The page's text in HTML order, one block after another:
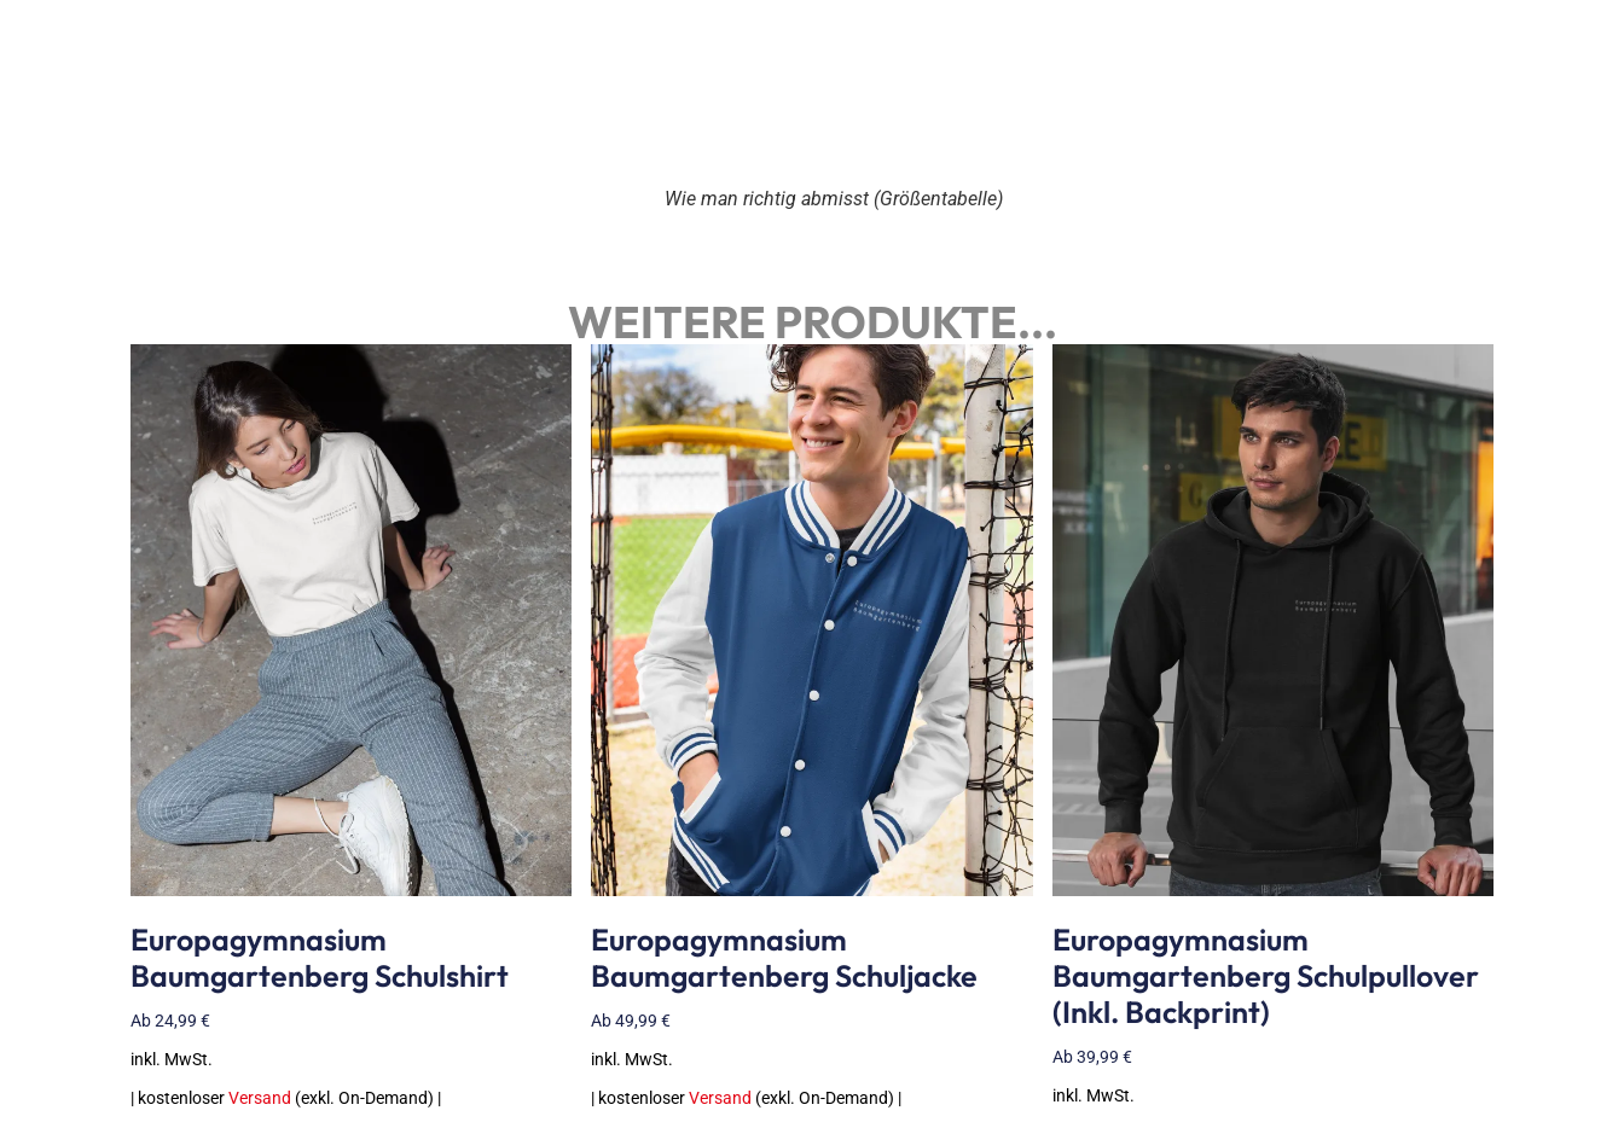
Wie man richtig abmisst (Größentabelle)
WEITERE PRODUKTE...
Europagymnasium
Baumgartenberg Schulshirt
Ab 24,99 €
inkl. MwSt.
| kostenloserVersand (exkl. On-Demand) |
Europagymnasium
Baumgartenberg Schuljacke
Ab49,99€
inkl. MwSt.
| kostenloserVersand (exkl. On-Demand) |
Europagymnasium
Baumgartenberg Schulpullover
(inkl. Backprint)
Ab39,99 €
inkl. MwSt.